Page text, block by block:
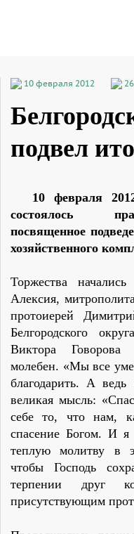
10 февраля 2012
подвел
10 февраля
состоялось
посвященное
хозяйственного
Торжества
Алексия,
протоиерей
Белгородского
Виктора Говорова
молебен. «Мы все
благодарить. А ведь
великая мысль:
себе то, что нам,
спасение Богом. И я
теплую молитву в
чтобы Господь
терпении друг
присутствующим